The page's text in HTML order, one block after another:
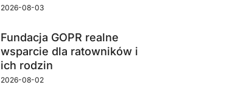
2026-08-03
Fundacja GOPR realne
wsparcie dla ratowników i
ich rodzin
2026-08-02